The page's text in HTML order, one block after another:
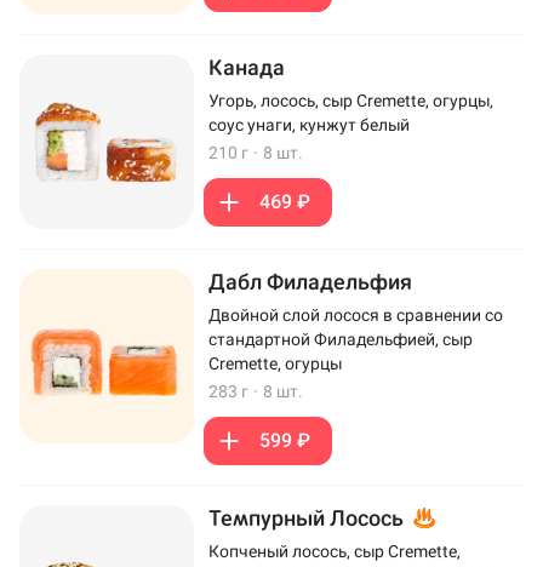
Канада
Угорь, лосось, сыр Cremette, огурцы,
соус унаги, кунжут белый
210 г · 8 шт.
469 ₽
Дабл Филадельфия
Двойной слой лосося в сравнении со
стандартной Филадельфией, сыр
Cremette, огурцы
283 г · 8 шт.
599 ₽
Темпурный Лосось
Копченый лосось, сыр Cremette,